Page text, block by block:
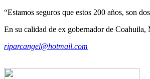
“Estamos seguros que estos 200 años, son
En su calidad de ex gobernador de Coahuila,
riparcangel@hotmail.com